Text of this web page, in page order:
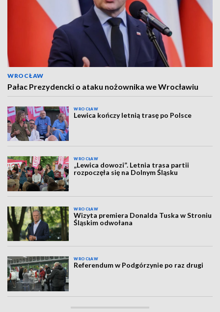
WROCŁAW
Pałac Prezydencki o ataku nożownika we Wrocławiu
WROCŁAW
Lewica kończy letnią trasę po Polsce
WROCŁAW
„Lewica dowozi”. Letnia trasa partii
rozpoczęła się na Dolnym Śląsku
WROCŁAW
Wizyta premiera Donalda Tuska w Stroniu
Śląskim odwołana
WROCŁAW
Referendum w Podgórzynie po raz drugi